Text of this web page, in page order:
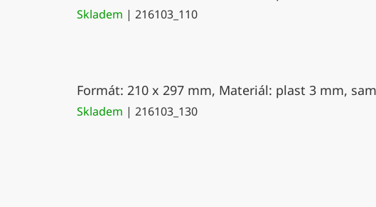
Skladem | 216103_110
Formát: 210 x 297 mm, Materiál: plast 3 mm,
Skladem | 216103_130